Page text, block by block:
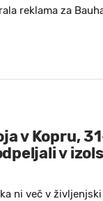
reklama za
v Kopru,
v
ni več v življenjski